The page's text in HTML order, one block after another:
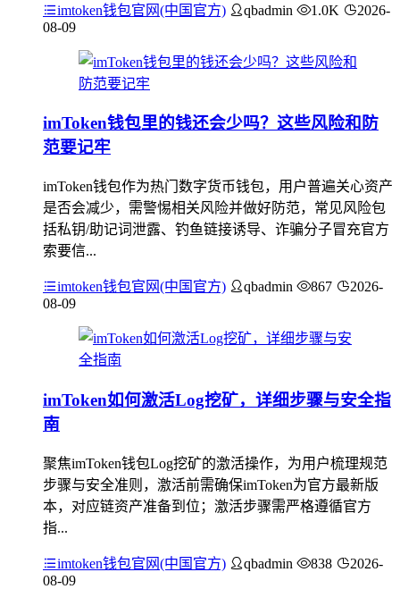
imtoken钱包官网(中国官方) qbadmin 1.0K
2026-
08-09
imToken钱包里的钱还会少吗？这些风险和防
范要记牢
imToken钱包作为热门数字货币钱包，用户普遍关心资产
是否会减少，需警惕相关风险并做好防范，常见风险包
括私钥/助记词泄露、钓鱼链接诱导、诈骗分子冒充官方
索要信...
imtoken钱包官网(中国官方) qbadmin 867
2026-
08-09
imToken如何激活Log挖矿，详细步骤与安全指
南
聚焦imToken钱包Log挖矿的激活操作，为用户梳理规范
步骤与安全准则，激活前需确保imToken为官方最新版
本，对应链资产准备到位；激活步骤需严格遵循官方
指...
imtoken钱包官网(中国官方) qbadmin 838
2026-
08-09